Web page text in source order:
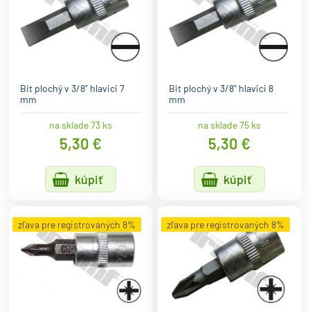
Bit plochý v 3/8" hlavici 7
mm
na sklade 73 ks
5,30 €
kúpiť
Bit plochý v 3/8" hlavici 8
mm
na sklade 75 ks
5,30 €
kúpiť
zľava pre registrovaných 8% zľava pre registrovaných 8%